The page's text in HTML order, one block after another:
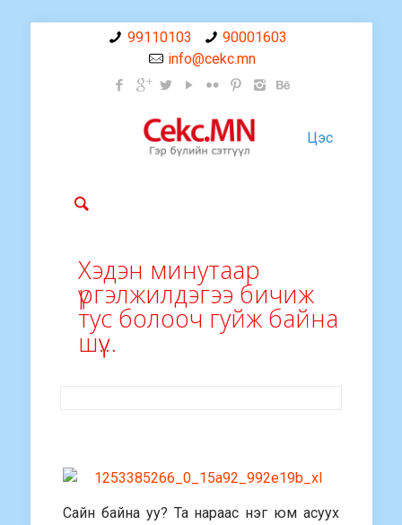
99110103
90001603
info@cekc.mn
Цэс
Хэдэн минутаар
үргэлжилдэгээ бичиж
тус болооч гуйж байна
шүү…
Сайн байна уу? Та нараас нэг юм асуух